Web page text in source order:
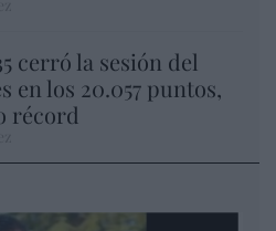
cerró la sesión del
en los 20.057 puntos,
récord